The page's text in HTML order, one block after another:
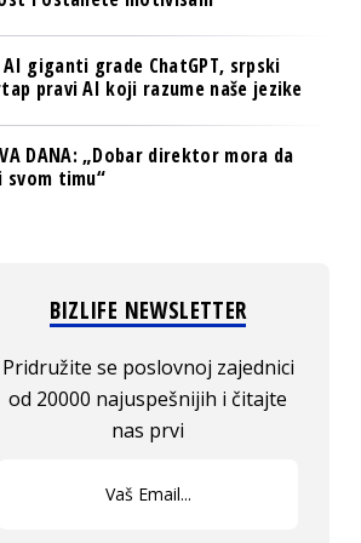
AI giganti grade ChatGPT, srpski
pravi AI koji razume naše jezike
DANA: „Dobar direktor mora da
svom timu“
BIZLIFE NEWSLETTER
Pridružite se poslovnoj zajednici
od 20000 najuspešnijih i čitajte
nas prvi